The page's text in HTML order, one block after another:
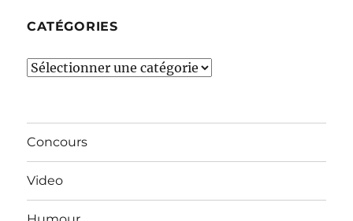
CATÉGORIES
Catégories
Concours
Video